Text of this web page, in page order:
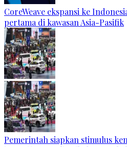
CoreWeave ekspansi ke
pertama di kawasan Asia-Pasifik
Pemerintah siapkan stimulus